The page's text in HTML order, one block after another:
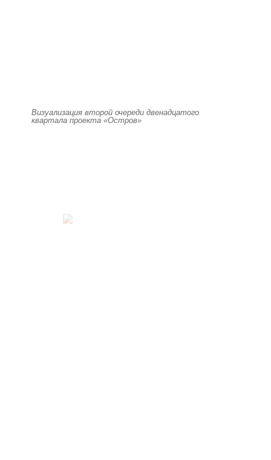
Визуализация второй очереди двенадцатого
квартала проекта «Остров»